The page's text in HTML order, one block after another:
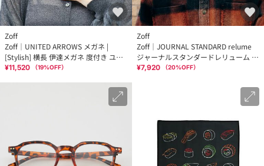
Zoff
Zoff｜UNITED ARROWS メガネ |
[Stylish] 横長 伊達メガネ 度付き ユナ
イテッドアローズ レンズ交換券付
¥11,520 （19%OFF）
Zoff
Zoff｜JOURNAL STANDARD relume
ジャーナルスタンダードレリューム ウ
¥7,920 （20%OFF）